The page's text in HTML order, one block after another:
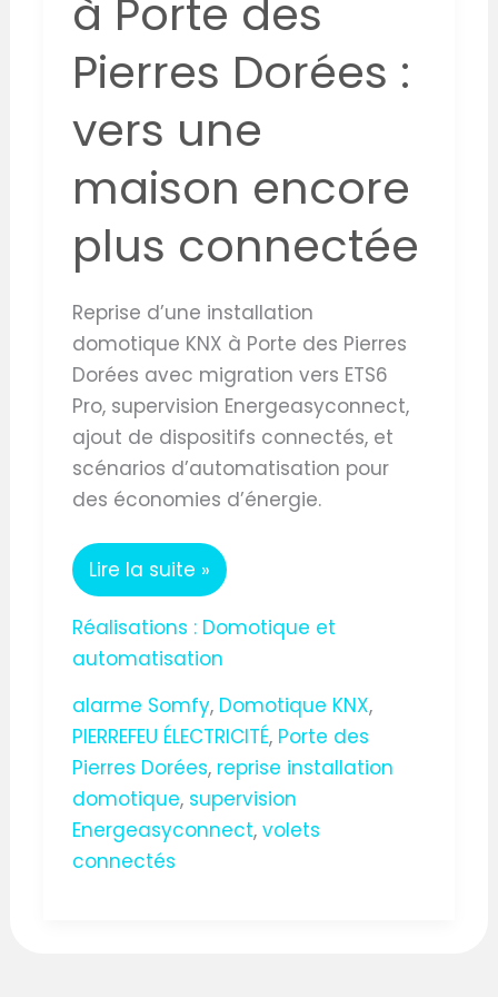
à Porte des
Pierres Dorées :
vers une
maison encore
plus connectée
Reprise d’une installation
domotique KNX à Porte des Pierres
Dorées avec migration vers ETS6
Pro, supervision Energeasyconnect,
ajout de dispositifs connectés, et
scénarios d’automatisation pour
des économies d’énergie.
Lire la suite »
Réalisations : Domotique et
automatisation
alarme Somfy, Domotique KNX,
PIERREFEU ÉLECTRICITÉ, Porte des
Pierres Dorées, reprise installation
domotique, supervision
Energeasyconnect, volets
connectés